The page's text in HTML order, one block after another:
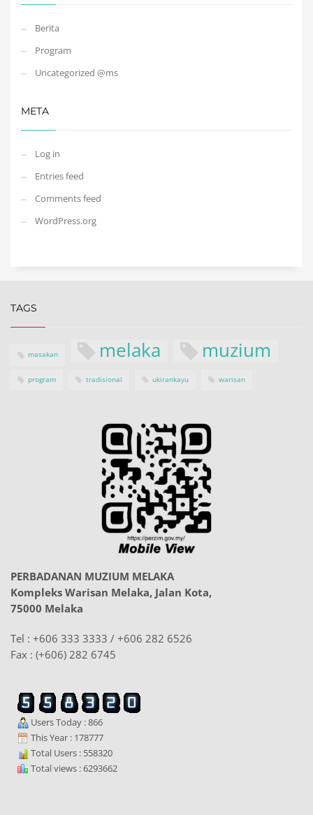
Berita
Program
Uncategorized @ms
META
Log in
Entries feed
Comments feed
WordPress.org
TAGS
masakan melaka muzium
program tradisional ukirankayu warisan
PERBADANAN MUZIUM MELAKA
Kompleks Warisan Melaka, Jalan Kota,
75000 Melaka
Tel : +606 333 3333 / +606 282 6526
Fax : (+606) 282 6745
Users Today : 866
This Year : 178777
Total Users : 558320
Total views : 6293662